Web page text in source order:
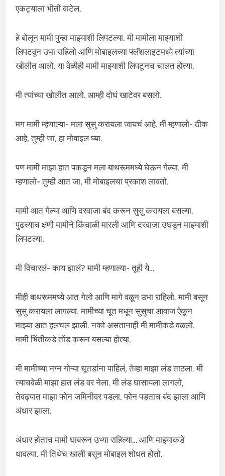
एकट्याला भीती वाटेल.
हे बोलून मामी पुन्हा माझ्याशी लिपटल्या. मी मामीला माझ्याशी
लिपटवून उभा राहिलो आणि मोबाइलच्या फ्लॅशलाइटमध्ये त्यांच्या
खोलीत आलो. या वेळीही मामी माझ्याशी लिपटूनच चालत होत्या.
मी त्यांच्या खोलीत आलो. आम्ही दोघं खाटेवर बसलो.
मग मामी म्हणाल्या- मला सुसु करायला जायचं आहे. मी म्हणालो- ठीक
आहे, तुम्ही जा, हा मोबाइल घ्या.
पण मामी माझा हात पकडून मला बाथरूममध्ये घेऊन गेल्या. मी
म्हणालो- तुम्ही आत जा, मी मोबाइलचा प्रकाश लावतो.
मामी आत गेल्या आणि दरवाजा बंद करून सुसु करायला बसल्या.
पुढच्याच क्षणी मामीने किंचाळी मारली आणि दरवाजा उघडून माझ्याशी
लिपटल्या.
मी विचारलं- काय झालं? मामी म्हणाल्या- तूही ये…
मीही बाथरूममध्ये आत गेलो आणि मागे वळून उभा राहिलो. मामी बसून
सुसु करायला लागल्या. मामीच्या चूत मधून सुसुचा आवाज ऐकून
माझ्या आत हलचल झाली. नको असतानाही मी मामीकडे वळलो.
मामी भिंतीकडे तोंड करून बसल्या होत्या.
मी मामीच्या नग्न गोऱ्या चूतडांना पाहिलं, तेव्हा माझा लंड ताठला. मी
त्याचवेळी माझा हात लंड वर नेला. मी लंड घासायला लागलो,
तेवढ्यात माझा फोन जमिनीवर पडला. फोन पडताच बंद झाला आणि
अंधार झाला.
अंधार होताच मामी घाबरून उभ्या राहिल्या… आणि माझ्याकडे
धावल्या. मी तिथेच खाली बसून मोबाइल शोधत होतो.